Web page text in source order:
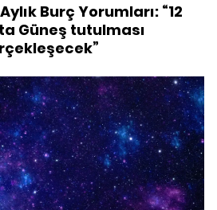
Burç Yorumları: “12
Güneş tutulması